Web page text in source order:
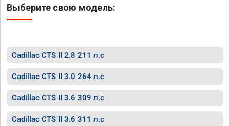
Выберите свою модель:
Cadillac CTS II 2.8 211 л.с
Cadillac CTS II 3.0 264 л.с
Cadillac CTS II 3.6 309 л.с
Cadillac CTS II 3.6 311 л.с